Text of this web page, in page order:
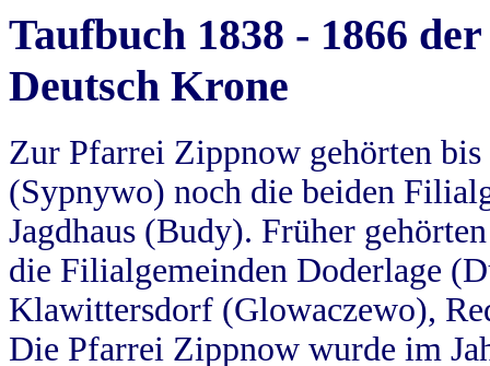
Taufbuch 1838 - 1866
Deutsch Krone
Zur Pfarrei Zippnow gehörten
(Sypnywo) noch die beiden
Jagdhaus (Budy). Früher
die Filialgemeinden Doderlage
Klawittersdorf (Glowaczewo),
Die Pfarrei Zippnow wurde im